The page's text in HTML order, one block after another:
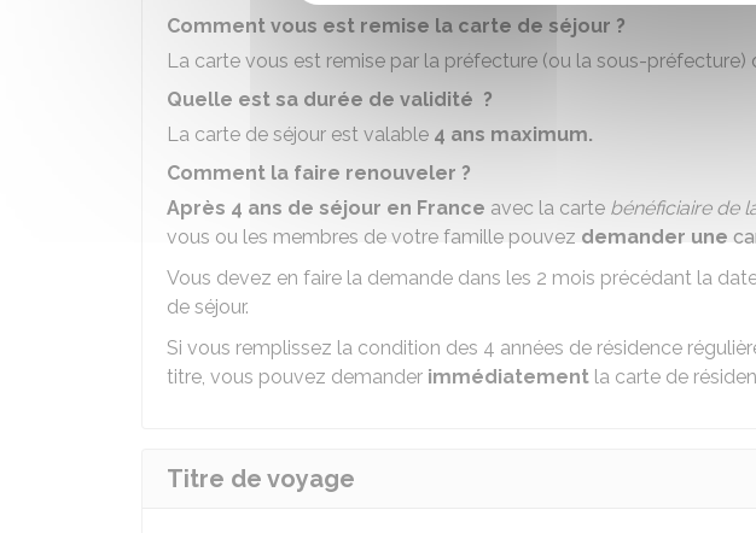
Comment vous est remise la carte de séjour ?
La carte vous est remise par la préfecture (ou la sous-préfecture)
Quelle est sa durée de validité ?
La carte de séjour est valable 4 ans maximum.
Comment la faire renouveler ?
Après 4 ans de séjour en France avec la carte bénéficiaire de
vous ou les membres de votre famille pouvez demander une
Vous devez en faire la demande dans les 2 mois précédant la
de séjour.
Si vous remplissez la condition des 4 années de résidence
titre, vous pouvez demander immédiatement la carte de
Titre de voyage